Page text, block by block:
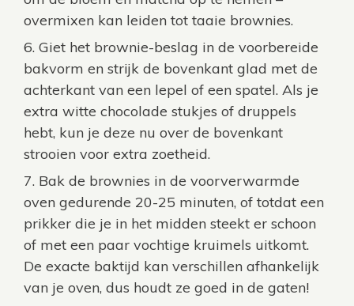
overmixen kan leiden tot taaie brownies.
Giet het brownie-beslag in de voorbereide
bakvorm en strijk de bovenkant glad met de
achterkant van een lepel of een spatel. Als je
extra witte chocolade stukjes of druppels
hebt, kun je deze nu over de bovenkant
strooien voor extra zoetheid.
Bak de brownies in de voorverwarmde
oven gedurende 20-25 minuten, of totdat een
prikker die je in het midden steekt er schoon
of met een paar vochtige kruimels uitkomt.
De exacte baktijd kan verschillen afhankelijk
van je oven, dus houdt ze goed in de gaten!